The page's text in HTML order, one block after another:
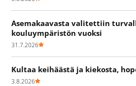
Asemakaavasta valitettiin
kouluympäristön vuoksi
31.7.2026
Kultaa keihäästä ja kiekosta,
3.8.2026